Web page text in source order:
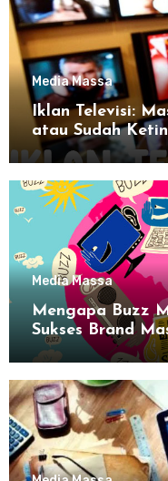
Media Massa
Iklan Televisi:
atau Sudah
Media Massa
Mengapa Buzz
Sukses Brand